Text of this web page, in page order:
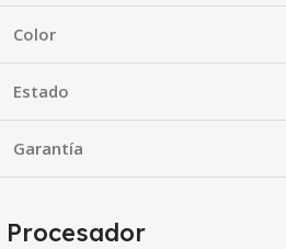
Color
Estado
Garantía
Procesador